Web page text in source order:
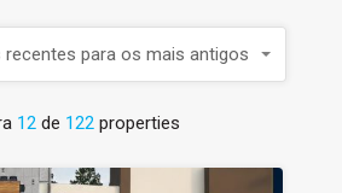
12 de 122 properties
para os mais antigos